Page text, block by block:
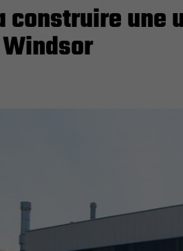
construire une